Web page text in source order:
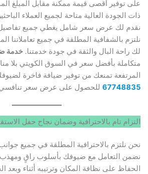
على توفير أقصى قيمة ممكنة مقابل المبلغ
ذات الجودة العالية متاحة لجميع العملاء
نقدم لك عرض سعر شامل يغطي جميع تفاصيل
نلتزم بالشفافية المطلقة في جميع تعاملاتنا
لك راحة البال والثقة في جودة خدمتنا.خدمة
متكاملة بأفضل سعر في السوق الكويتي بلا
المرتفعة تمنعك من توفير ضيافة فاخرة
67748835 للحصول على عرض سعر تنافسي
التزام تام بالاحترافية وضمان نجاح حفل
نحن نلتزم بالاحترافية المطلقة في جميع
نضمن التعامل مع ضيوفك بأسلوب راقٍ ومهذب
الحفاظ على نظافة المكان وترتيبه أثناء وبعد